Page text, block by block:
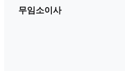
무임소이사